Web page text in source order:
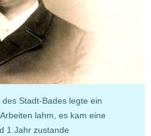
Stadt-Bades legte ein
lahm, es kam eine
1 Jahr zustande